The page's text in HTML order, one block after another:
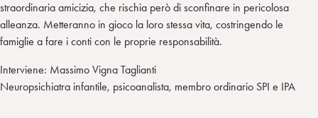
straordinaria amicizia, che rischia però di sconfinare in pericolosa
alleanza. Metteranno in gioco la loro stessa vita, costringendo le
famiglie a fare i conti con le proprie responsabilità.
Interviene: Massimo Vigna Taglianti
Neuropsichiatra infantile, psicoanalista, membro ordinario SPI e IPA